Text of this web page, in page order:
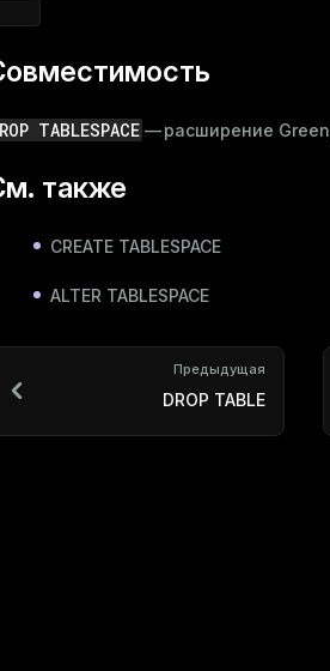
TABLESPACE — расширение
также
CREATE TABLESPACE
ALTER TABLESPACE
Предыдущая
DROP TABLE